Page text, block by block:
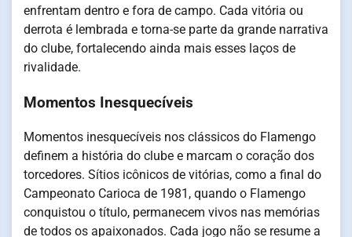
enfrentam dentro e fora de campo. Cada vitória ou
derrota é lembrada e torna-se parte da grande narrativa
do clube, fortalecendo ainda mais esses laços de
rivalidade.
Momentos Inesquecíveis
Momentos inesquecíveis nos clássicos do Flamengo
definem a história do clube e marcam o coração dos
torcedores. Sítios icônicos de vitórias, como a final do
Campeonato Carioca de 1981, quando o Flamengo
conquistou o título, permanecem vivos nas memórias
de todos os apaixonados. Cada jogo não se resume a